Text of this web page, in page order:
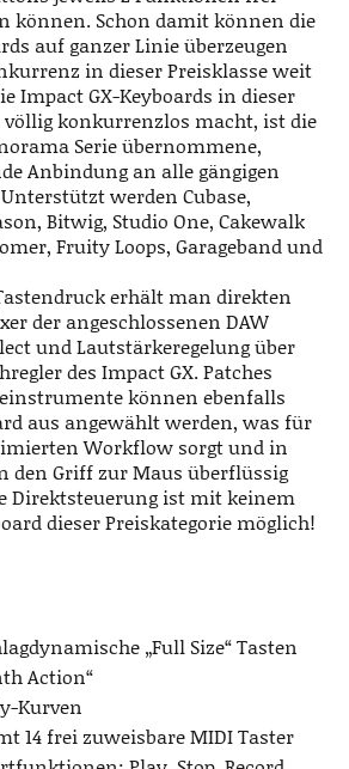
können. Schon damit können die
auf ganzer Linie überzeugen
in dieser Preisklasse weit
Impact GX-Keyboards in dieser
völlig konkurrenzlos macht, ist die
Serie übernommene,
Anbindung an alle gängigen
werden Cubase,
Bitwig, Studio One, Cakewalk
Fruity Loops, Garageband und
erhält man direkten
der angeschlossenen DAW
und Lautstärkeregelung über
des Impact GX. Patches
können ebenfalls
aus angewählt werden, was für
Workflow sorgt und in
den Griff zur Maus überflüssig
Direktsteuerung ist mit keinem
dieser Preiskategorie möglich!
„Full Size“ Tasten
Action“
Kurven
14 frei zuweisbare MIDI Taster